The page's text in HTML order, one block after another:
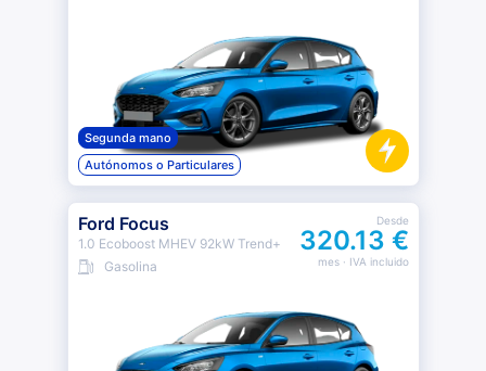
Segunda mano
Autónomos o Particulares
Ford Focus
1.0 Ecoboost MHEV 92kW Trend+
Gasolina
Desde
320.13 €
mes· IVA incluido